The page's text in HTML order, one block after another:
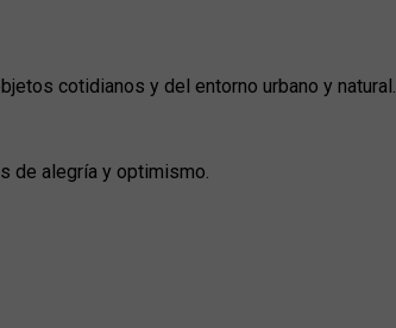
cotidianos y del entorno urbano y natural.
de alegría y optimismo.